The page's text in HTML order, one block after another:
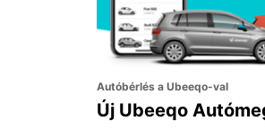
Autóbérlés a Ubeeqo-val
Új Ubeeqo